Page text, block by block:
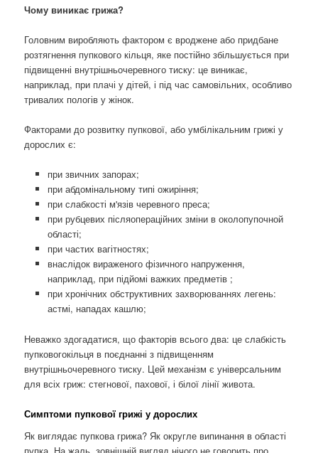
Чому виникає грижа?
Головним виробляють фактором є вроджене або придбане
розтягнення пупкового кільця, яке постійно збільшується при
підвищенні внутрішньочеревного тиску: це виникає,
наприклад, при плачі у дітей, і під час самовільних, особливо
тривалих пологів у жінок.
Факторами до розвитку пупкової, або умбілікальним грижі у
дорослих є:
при звичних запорах;
при абдомінальному типі ожиріння;
при слабкості м'язів черевного преса;
при рубцевих післяопераційних зміни в околопупочной
області;
при частих вагітностях;
внаслідок вираженого фізичного напруження,
наприклад, при підйомі важких предметів ;
при хронічних обструктивних захворюваннях легень:
астмі, нападах кашлю;
Неважко здогадатися, що факторів всього два: це слабкість
пупковогокільця в поєднанні з підвищенням
внутрішньочеревного тиску. Цей механізм є універсальним
для всіх гриж: стегнової, пахової, і білої лінії живота.
Симптоми пупкової грижі у дорослих
Як виглядає пупкова грижа? Як округле випинання в області